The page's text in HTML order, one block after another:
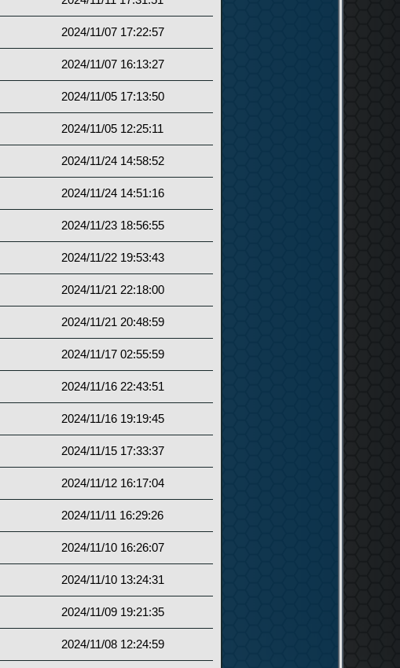
2024/11/07 17:22:57
2024/11/07 16:13:27
2024/11/05 17:13:50
2024/11/05 12:25:11
2024/11/24 14:58:52
2024/11/24 14:51:16
2024/11/23 18:56:55
2024/11/22 19:53:43
2024/11/21 22:18:00
2024/11/21 20:48:59
2024/11/17 02:55:59
2024/11/16 22:43:51
2024/11/16 19:19:45
2024/11/15 17:33:37
2024/11/12 16:17:04
2024/11/11 16:29:26
2024/11/10 16:26:07
2024/11/10 13:24:31
2024/11/09 19:21:35
2024/11/08 12:24:59